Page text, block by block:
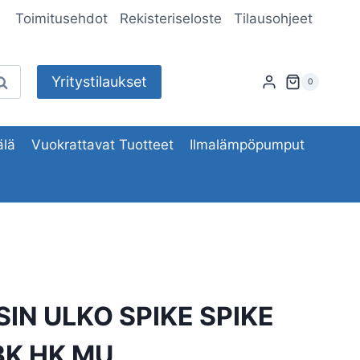
Toimitusehdot Rekisteriseloste Tilausohjeet
Yritystilaukset 0
Vuokrattavat Tuotteet Ilmalämpöpumput
ULKO SPIKE SPIKE